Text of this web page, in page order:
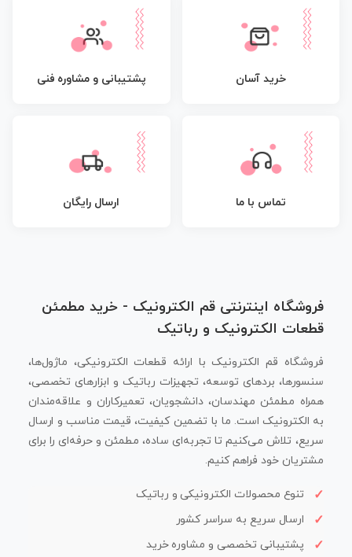
خرید آسان پشتیبانی و مشاوره فنی
تماس با ما ارسال رایگان
فروشگاه اینترنتی قم الکترونیک - خرید مطمئن
قطعات الکترونیک و رباتیک
فروشگاه قم الکترونیک با ارائه قطعات الکترونیکی، ماژول‌ها،
سنسورها، بردهای توسعه، تجهیزات رباتیک و ابزارهای تخصصی،
همراه مطمئن مهندسان، دانشجویان، تعمیرکاران و علاقه‌مندان
به الکترونیک است. ما با تضمین کیفیت، قیمت مناسب و ارسال
سریع، تلاش می‌کنیم تا تجربه‌ای ساده، مطمئن و حرفه‌ای را برای
مشتریان خود فراهم کنیم.
تنوع محصولات الکترونیکی و رباتیک
ارسال سریع به سراسر کشور
پشتیبانی تخصصی و مشاوره خرید